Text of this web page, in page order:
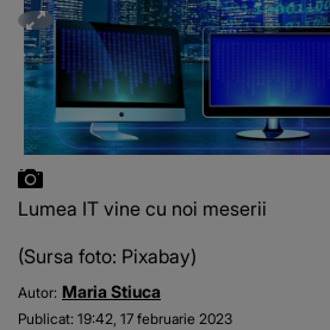
Lumea IT vine cu noi meserii
(Sursa foto: Pixabay)
Autor: Maria Stiuca
Publicat: 19:42, 17 februarie 2023